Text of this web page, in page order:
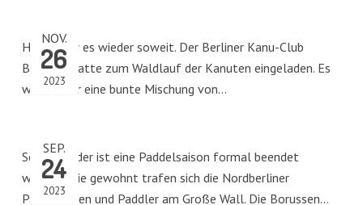
NOV.
26
2023
Heute war es wieder soweit. Der Berliner Kanu-Club
Borussia hatte zum Waldlauf der Kanuten eingeladen. Es
war wieder eine bunte Mischung von…
SEP.
24
2023
Schon wieder ist eine Paddelsaison formal beendet
worden. Wie gewohnt trafen sich die Nordberliner
Paddlerinnen und Paddler am Große Wall. Die Borussen…